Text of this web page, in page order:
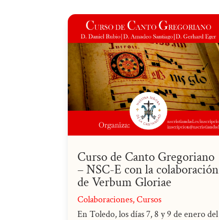
Curso de Canto Gregoriano
– NSC-E con la colaboración
de Verbum Gloriae
Colaboraciones,Cursos
En Toledo, los días 7, 8 y 9 de enero del